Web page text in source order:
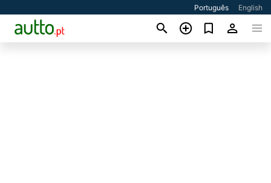
Português English